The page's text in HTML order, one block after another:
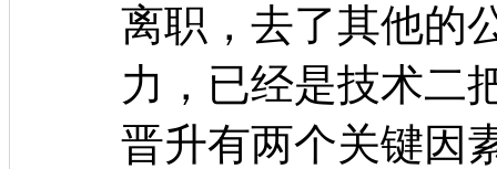
离职，去了其他的
力，已经是技术二
晋升有两个关键因